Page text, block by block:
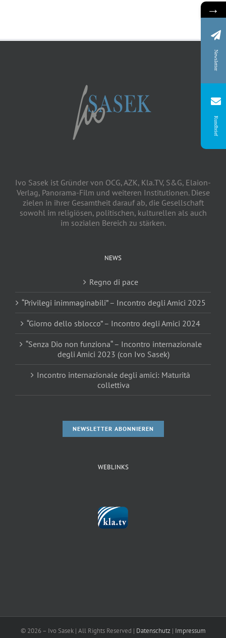
Ivo Sasek ist Gründer von OCG, AZK, Kla.TV, S&G, Elaion-
Verlag, Panorama-Film und weiteren Institutionen. Diese
zielen in ihrer Gesamtheit darauf ab, die Gesellschaft
sowohl im religiösen, politischen, kulturellen als auch
im sozialen Bereich zu stärken.
NEWS
Regno di pace
“Privilegi inimmaginabili” – Incontro degli Amici 2025
“Giorno dello sblocco” – Incontro degli Amici 2024
“Senza Dio non funziona“ – Incontro internazionale
degli Amici 2023 (con Ivo Sasek)
Incontro internazionale degli amici: Maturità
collettiva
NEWSLETTER ABONNIEREN
WEBLINKS
© 2026 – Ivo Sasek | All Rights Reserved | Datenschutz| Impressum
→
Newsletter
Rundbrief